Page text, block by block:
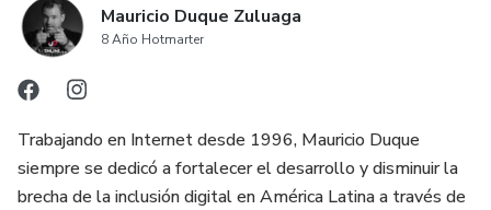
alcanzar tus metas profesionales sin sacrificar tu vida
personal.
Tendrás herramientas concretas y efectivas para
puedas retornar hacia tus objetivos profesionales y
personales.
Mauricio Duque Zuluaga
8 Año Hotmarter
Trabajando en Internet desde 1996, Mauricio Duque
siempre se dedicó a fortalecer el desarrollo y disminuir la
brecha de la inclusión digital en América Latina a través de